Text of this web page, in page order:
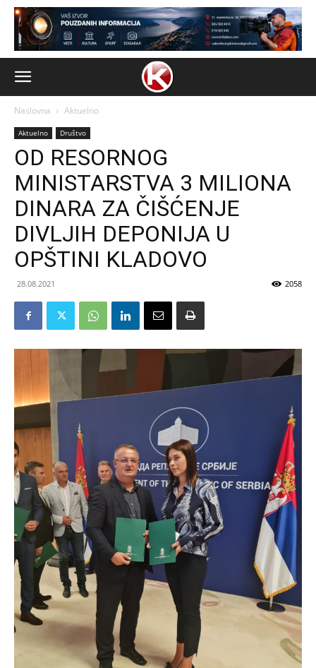
Naslovna Aktuelno
Aktuelno Društvo
OD RESORNOG
MINISTARSTVA 3 MILIONA
DINARA ZA ČIŠĆENJE
DIVLJIH DEPONIJA U
OPŠTINI KLADOVO
28.08.2021 2058